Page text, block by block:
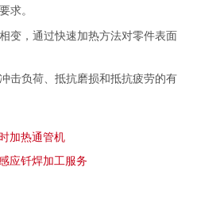
求。
变，通过快速加热方法对零件表面
击负荷、抵抗磨损和抵抗疲劳的有
加热通管机
应钎焊加工服务